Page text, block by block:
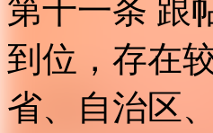
第十一条 跟
到位，存在
省、自治区